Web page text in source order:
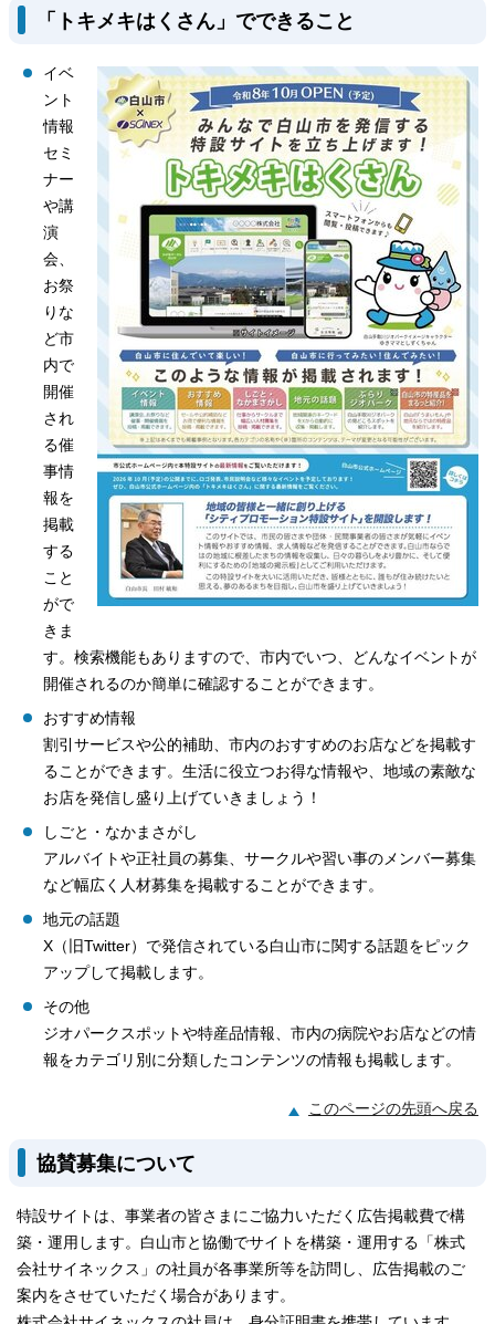
「トキメキはくさん」でできること
イベ
ント
情報
セミ
ナー
や講
演
会、
お祭
りな
ど市
内で
開催
され
る催
事情
報を
掲載
する
こと
がで
きま
す。検索機能もありますので、市内でいつ、どんなイベントが
開催されるのか簡単に確認することができます。
おすすめ情報
割引サービスや公的補助、市内のおすすめのお店などを掲載す
ることができます。生活に役立つお得な情報や、地域の素敵な
お店を発信し盛り上げていきましょう！
しごと・なかまさがし
アルバイトや正社員の募集、サークルや習い事のメンバー募集
など幅広く人材募集を掲載することができます。
地元の話題
X（旧Twitter）で発信されている白山市に関する話題をピック
アップして掲載します。
その他
ジオパークスポットや特産品情報、市内の病院やお店などの情
報をカテゴリ別に分類したコンテンツの情報も掲載します。
このページの先頭へ戻る
協賛募集について
特設サイトは、事業者の皆さまにご協力いただく広告掲載費で構
築・運用します。白山市と協働でサイトを構築・運用する「株式
会社サイネックス」の社員が各事業所等を訪問し、広告掲載のご
案内をさせていただく場合があります。